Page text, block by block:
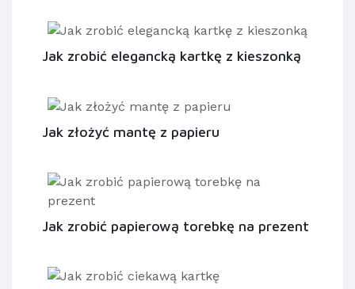
Jak zrobić elegancką kartkę z kieszonką
Jak złożyć mantę z papieru
Jak zrobić papierową torebkę na prezent